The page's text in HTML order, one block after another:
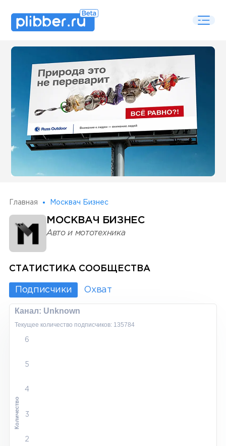
Some SEO Title
Главная Москвач Бизнес
МОСКВАЧ БИЗНЕС
Авто и мототехника
СТАТИСТИКА СООБЩЕСТВА
Подписчики Охват
Канал: Unknown
Текущее количество подписчиков: 135784
6
5
4
3
2
Количество